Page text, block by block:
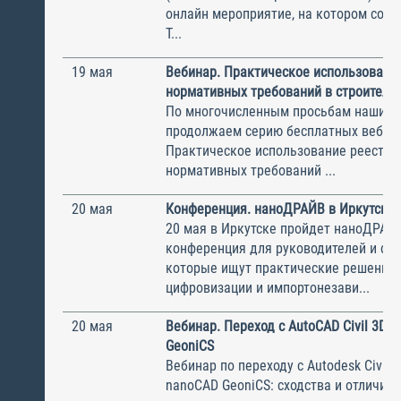
онлайн мероприятие, на котором
Т...
19 мая
Вебинар. Практическое
нормативных требований в
По многочисленным просьбам наших
продолжаем серию бесплатных
Практическое использование реестра
нормативных требований ...
20 мая
Конференция. наноДРАЙВ в Иркутске
20 мая в Иркутске пройдет
конференция для руководителей и
которые ищут практические решения
цифровизации и импортонезави...
20 мая
Вебинар. Переход с AutoCAD Civil 3D
GeoniCS
Вебинар по переходу с Autodesk Civil
nanoCAD GeoniCS: сходства и отличия